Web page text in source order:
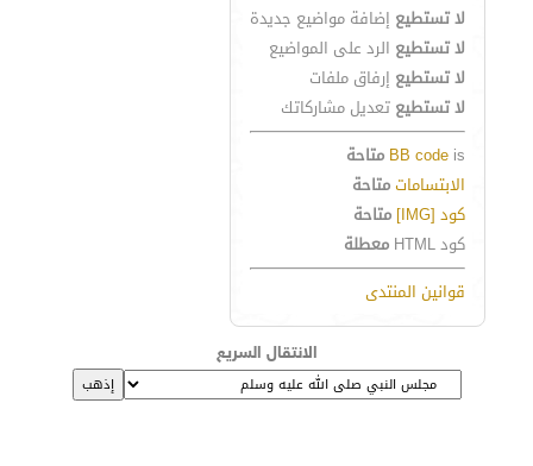
لا تستطيع إضافة مواضيع جديدة
لا تستطيع الرد على المواضيع
لا تستطيع إرفاق ملفات
لا تستطيع تعديل مشاركاتك
BB code is
متاحة
الابتساماتمتاحة
كود [IMG]
متاحة
كود HTML
معطلة
قوانين المنتدى
الانتقال السريع